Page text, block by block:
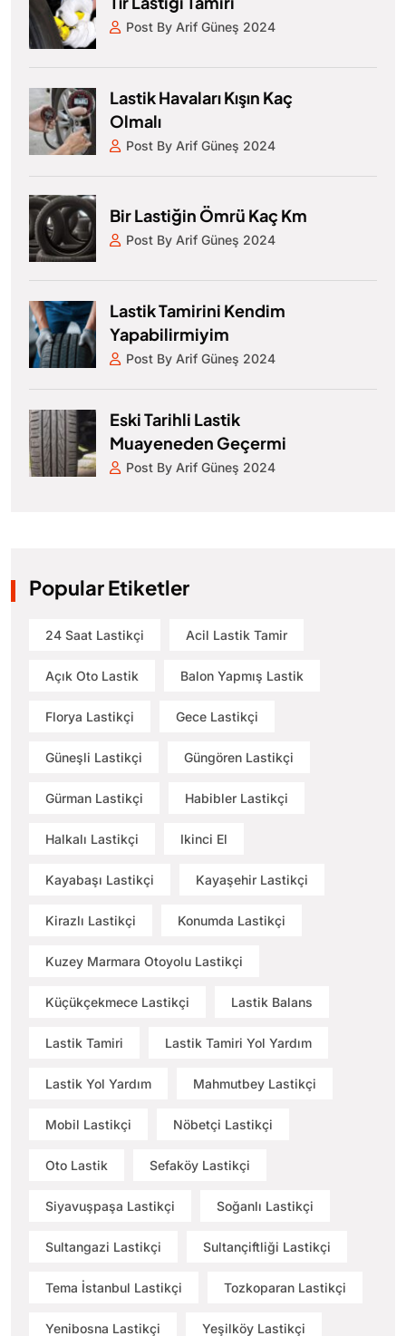
Post By Arif Güneş 2024
Lastik Havaları Kışın Kaç
Olmalı
Post By Arif Güneş 2024
Bir Lastiğin Ömrü Kaç Km
Post By Arif Güneş 2024
Lastik Tamirini Kendim
Yapabilirmiyim
Post By Arif Güneş 2024
Eski Tarihli Lastik
Muayeneden Geçermi
Post By Arif Güneş 2024
Popular Etiketler
24 Saat Lastikçi Acil Lastik Tamir
Açık Oto Lastik Balon Yapmış Lastik
Florya Lastikçi Gece Lastikçi
Güneşli Lastikçi Güngören Lastikçi
Gürman Lastikçi Habibler Lastikçi
Halkalı Lastikçi Ikinci El
Kayabaşı Lastikçi Kayaşehir Lastikçi
Kirazlı Lastikçi Konumda Lastikçi
Kuzey Marmara Otoyolu Lastikçi
Küçükçekmece Lastikçi Lastik Balans
Lastik Tamiri Lastik Tamiri Yol Yardım
Lastik Yol Yardım Mahmutbey Lastikçi
Mobil Lastikçi Nöbetçi Lastikçi
Oto Lastik Sefaköy Lastikçi
Siyavuşpaşa Lastikçi Soğanlı Lastikçi
Sultangazi Lastikçi Sultançiftliği Lastikçi
Tema İstanbul Lastikçi Tozkoparan Lastikçi
Yenibosna Lastikçi Yeşilköy Lastikçi